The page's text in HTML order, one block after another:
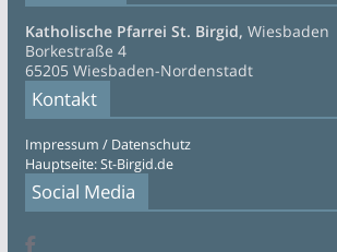
Katholische Pfarrei St. Birgid, Wiesbaden
Borkestraße 4
65205 Wiesbaden-Nordenstadt
Kontakt
Impressum / Datenschutz
Hauptseite: St-Birgid.de
Social Media